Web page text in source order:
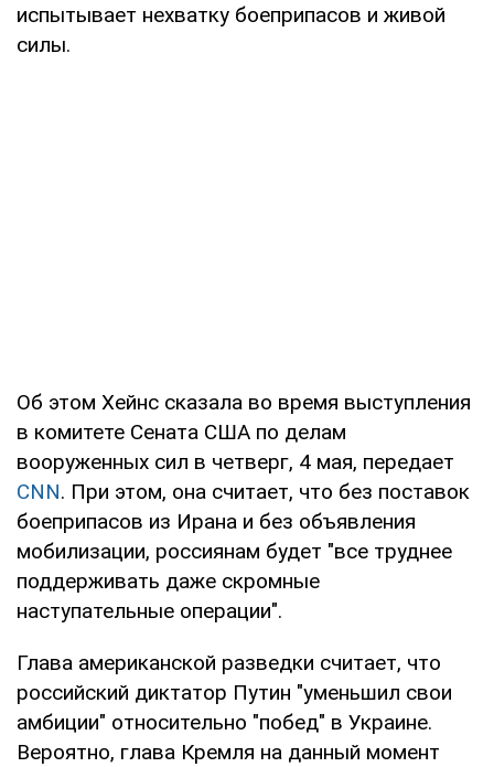
испытывает нехватку боеприпасов и живой
силы.
Об этом Хейнс сказала во время выступления
в комитете Сената США по делам
вооруженных сил в четверг, 4 мая, передает
CNN. При этом, она считает, что без поставок
боеприпасов из Ирана и без объявления
мобилизации, россиянам будет "все труднее
поддерживать даже скромные
наступательные операции".
Глава американской разведки считает, что
российский диктатор Путин "уменьшил свои
амбиции" относительно "побед" в Украине.
Вероятно, глава Кремля на данный момент